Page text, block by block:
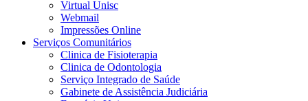
Virtual Unisc
Webmail
Impressões Online
Serviços Comunitários
Clinica de Fisioterapia
Clinica de Odontologia
Serviço Integrado de Saúde
Gabinete de Assistência Judiciária